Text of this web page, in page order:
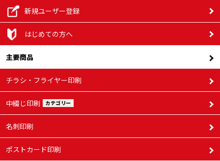
新規ユーザー登録
はじめての方へ
主要商品
チラシ・フライヤー印刷
中綴じ印刷 カテゴリー
名刺印刷
ポストカード印刷